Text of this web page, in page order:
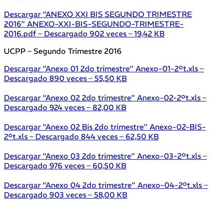
Descargar “ANEXO XXI BIS SEGUNDO TRIMESTRE
2016” ANEXO-XXI-BIS-SEGUNDO-TRIMESTRE-
2016.pdf – Descargado 902 veces – 19,42 KB
UCPP – Segundo Trimestre 2016
Descargar “Anexo 01 2do trimestre” Anexo-01-2ºt.xls –
Descargado 890 veces – 55,50 KB
Descargar “Anexo 02 2do trimestre” Anexo-02-2ºt.xls –
Descargado 924 veces – 82,00 KB
Descargar “Anexo 02 Bis 2do trimestre” Anexo-02-BIS-
2ºt.xls – Descargado 844 veces – 62,50 KB
Descargar “Anexo 03 2do trimestre” Anexo-03-2ºt.xls –
Descargado 976 veces – 60,50 KB
Descargar “Anexo 04 2do trimestre” Anexo-04-2ºt.xls –
Descargado 903 veces – 58,00 KB